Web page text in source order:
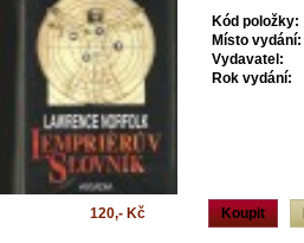
Kód položky:
Místo vydání:
Vydavatel:
Rok vydání:
Koupit
120,- Kč